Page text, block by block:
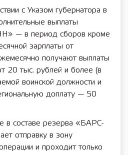
с Указом губернатора в
выплаты
— в период сборов кроме
зарплаты от
получают выплаты
20 тыс. рублей и более (в
воинской должности и
доплату — 50
в составе резерва «БАРС-
отправку в зону
и проходит только